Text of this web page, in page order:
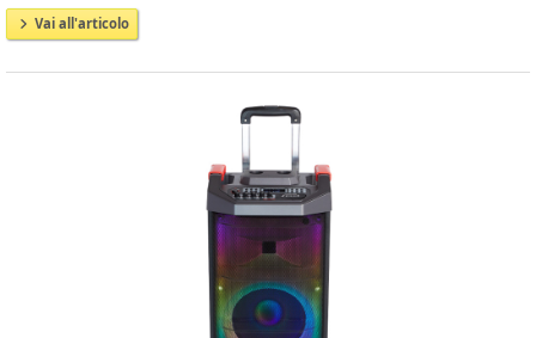
Vai all'articolo